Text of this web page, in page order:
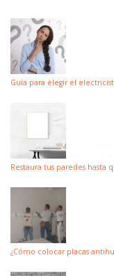
Guía para elegir el
Restaura tus paredes hasta
¿Cómo colocar placas